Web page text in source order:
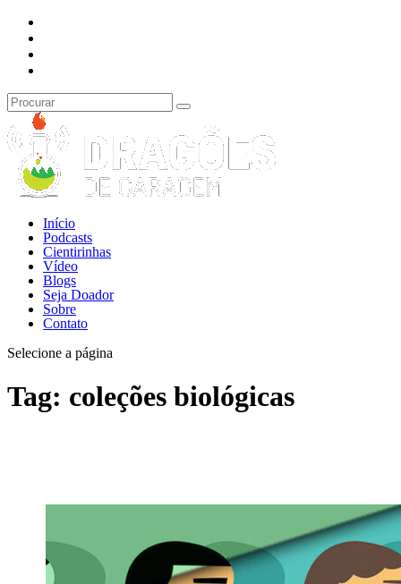
Início
Podcasts
Cientirinhas
Vídeo
Blogs
Seja Doador
Sobre
Contato
Selecione a página
Tag: coleções biológicas